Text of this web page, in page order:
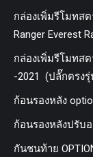
กล่องเพิ่มรีโมทส
Ranger Everest
กล่องเพิ่มรีโมทส
-2021 (ปลั๊กตรง
ก้อนรองหลัง
ก้อนรองหลังปรับอ
กันชนท้าย